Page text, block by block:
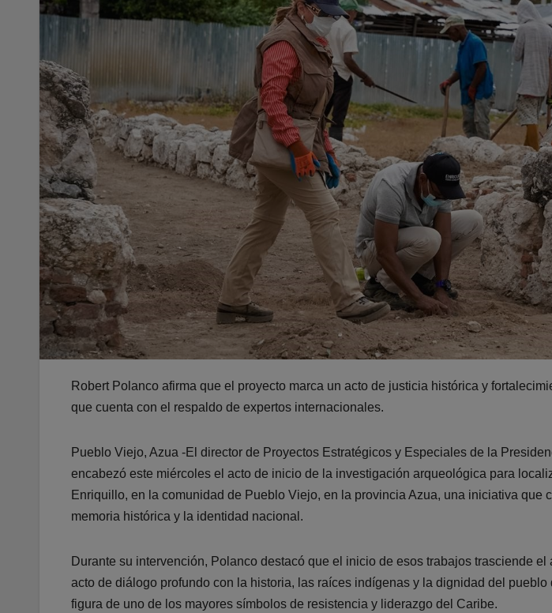
Robert Polanco afirma que el proyecto marca un acto de justicia histórica y
que cuenta con el respaldo de expertos internacionales.
Pueblo Viejo, Azua -El director de Proyectos Estratégicos y Especiales de la
encabezó este miércoles el acto de inicio de la investigación arqueológica para
Enriquillo, en la comunidad de Pueblo Viejo, en la provincia Azua, una iniciativa que
memoria histórica y la identidad nacional.
Durante su intervención, Polanco destacó que el inicio de esos trabajos trasciende
acto de diálogo profundo con la historia, las raíces indígenas y la dignidad del
figura de uno de los mayores símbolos de resistencia y liderazgo del Caribe.